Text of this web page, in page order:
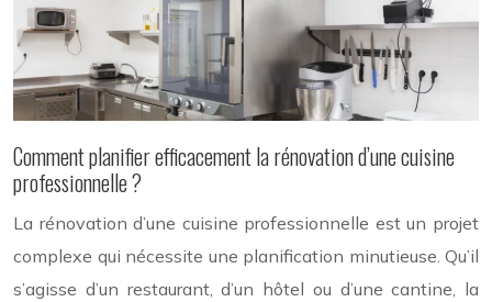
Comment planifier efficacement la rénovation d’une cuisine
professionnelle ?
La rénovation d’une cuisine professionnelle est un projet
complexe qui nécessite une planification minutieuse. Qu’il
s’agisse d’un restaurant, d’un hôtel ou d’une cantine, la